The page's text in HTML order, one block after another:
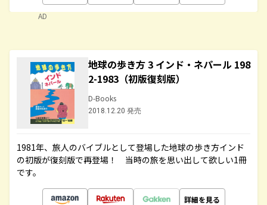
AD
地球の歩き方 3 インド・ネパール 198
2-1983（初版復刻版）
D-Books
2018.12.20 発売
1981年、旅人のバイブルとして登場した地球の歩き方インド
の初版が復刻版で再登場！ 当時の旅を思い出して欲しい1冊
です。
詳細を見る